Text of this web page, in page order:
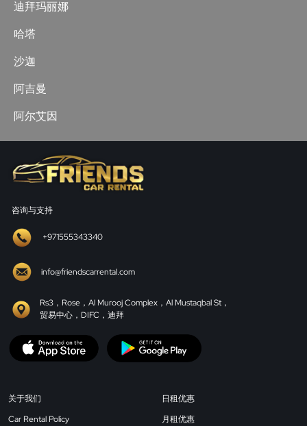
迪拜玛丽娜
哈塔
沙迦
阿吉曼
阿尔艾因
咨询与支持
+971555343340
info@friendscarrental.com
Rs3，Rose，Al Murooj Complex，Al Mustaqbal St，
贸易中心，DIFC，迪拜
关于我们
Car Rental Policy
日租优惠
月租优惠